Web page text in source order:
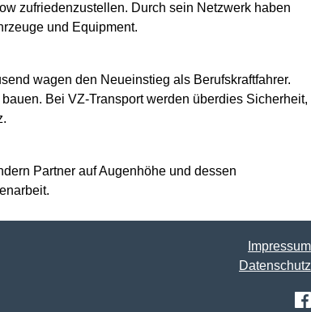
zufriedenzustellen. Durch sein Netzwerk haben
und Equipment.
wagen den Neueinstieg als Berufskraftfahrer.
Bei VZ-Transport werden überdies Sicherheit,
Partner auf Augenhöhe und dessen
Impressum
Datenschutz